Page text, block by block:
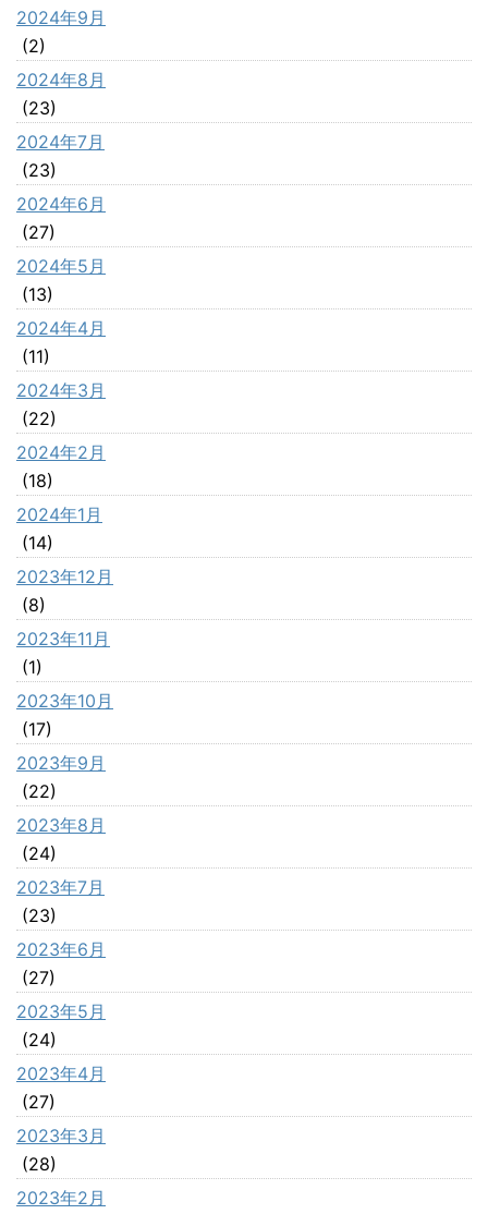
2024年9月
(2)
2024年8月
(23)
2024年7月
(23)
2024年6月
(27)
2024年5月
(13)
2024年4月
(11)
2024年3月
(22)
2024年2月
(18)
2024年1月
(14)
2023年12月
(8)
2023年11月
(1)
2023年10月
(17)
2023年9月
(22)
2023年8月
(24)
2023年7月
(23)
2023年6月
(27)
2023年5月
(24)
2023年4月
(27)
2023年3月
(28)
2023年2月